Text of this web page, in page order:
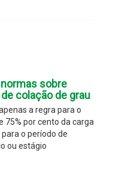
sobre
colação de grau
a regra para o
75% por cento da carga
o período de
ou estágio